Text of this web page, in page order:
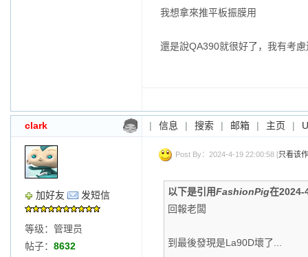
我想拿來推平板振膜用
還是說QA390就很好了，我有考
clark | 信息 | 搜索 | 邮箱 | 主页 |
加好友 发短信
等级：管理员
帖子： 8632
Post By：2024-4-19 22:00:58 [只看该
以下是引用FashionPig在2024-
回報老闆
到最後發現是La90D壞了...